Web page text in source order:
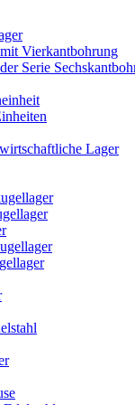
Vierkantbohrung
Serie
Lager